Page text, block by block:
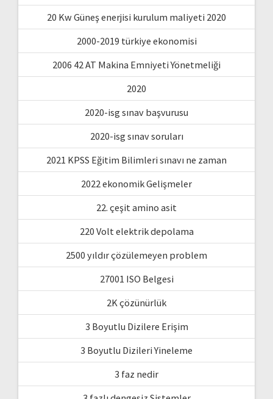
20 Kw Güneş enerjisi kurulum maliyeti 2020
2000-2019 türkiye ekonomisi
2006 42 AT Makina Emniyeti Yönetmeliği
2020
2020-isg sınav başvurusu
2020-isg sınav soruları
2021 KPSS Eğitim Bilimleri sınavı ne zaman
2022 ekonomik Gelişmeler
22. çeşit amino asit
220 Volt elektrik depolama
2500 yıldır çözülemeyen problem
27001 ISO Belgesi
2K çözünürlük
3 Boyutlu Dizilere Erişim
3 Boyutlu Dizileri Yineleme
3 faz nedir